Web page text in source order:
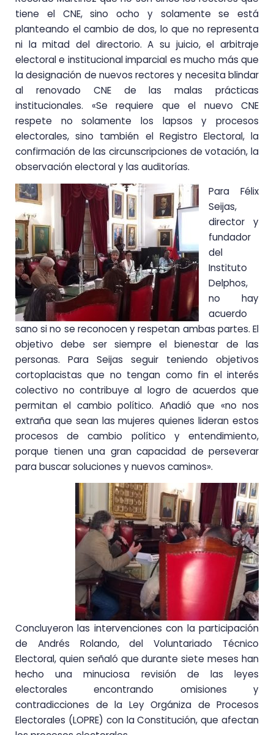
tiene el CNE, sino ocho y solamente se está
planteando el cambio de dos, lo que no representa
ni la mitad del directorio. A su juicio, el arbitraje
electoral e institucional imparcial es mucho más que
la designación de nuevos rectores y necesita blindar
al renovado CNE de las malas prácticas
institucionales. «Se requiere que el nuevo CNE
respete no solamente los lapsos y procesos
electorales, sino también el Registro Electoral, la
confirmación de las circunscripciones de votación, la
observación electoral y las auditorías.
Para Félix
Seijas,
director y
fundador
del
Instituto
Delphos,
no hay
acuerdo
sano si no se reconocen y respetan ambas partes. El
objetivo debe ser siempre el bienestar de las
personas. Para Seijas seguir teniendo objetivos
cortoplacistas que no tengan como fin el interés
colectivo no contribuye al logro de acuerdos que
permitan el cambio político. Añadió que «no nos
extraña que sean las mujeres quienes lideran estos
procesos de cambio político y entendimiento,
porque tienen una gran capacidad de perseverar
para buscar soluciones y nuevos caminos».
Concluyeron las intervenciones con la participación
de Andrés Rolando, del Voluntariado Técnico
Electoral, quien señaló que durante siete meses han
hecho una minuciosa revisión de las leyes
electorales encontrando omisiones y
contradicciones de la Ley Orgániza de Procesos
Electorales (LOPRE) con la Constitución, que afectan